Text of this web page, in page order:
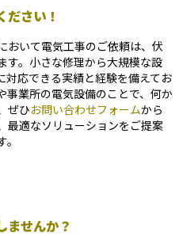
さい！
おいて電気工事のご依頼は、伏
す。小さな修理から大規模な設
対応できる実績と経験を備えてお
事業所の電気設備のことで、何か
ぜひお問い合わせフォームから
最適なソリューションをご提案
ませんか？